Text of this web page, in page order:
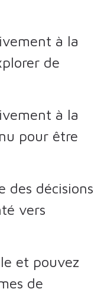
à la
de
à la
pour être
des décisions
vers
et pouvez
de